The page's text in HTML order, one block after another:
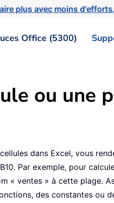
plus avec moins d'efforts.
Office (5300)
ou une
dans Excel, vous
Par exemple, pour
« ventes » à cette plage.
des constantes ou